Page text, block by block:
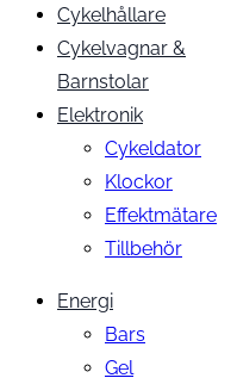
Cykelhållare
Cykelvagnar &
Barnstolar
Elektronik
Cykeldator
Klockor
Effektmätare
Tillbehör
Energi
Bars
Gel